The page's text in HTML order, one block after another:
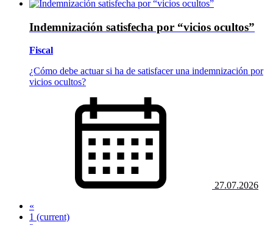
Indemnización satisfecha por “vicios ocultos”
Fiscal
¿Cómo debe actuar si ha de satisfacer una indemnización por
vicios ocultos?
27.07.2026
«
1 (current)